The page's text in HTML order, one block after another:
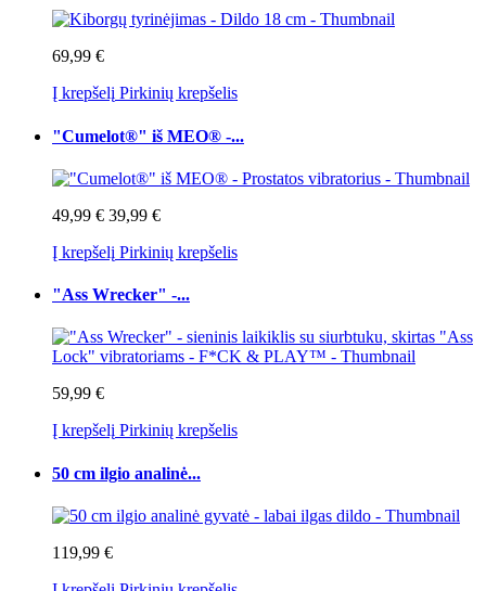
69,99 €
Į krepšelį Pirkinių krepšelis
"Cumelot®" iš MEO® -...
49,99 € 39,99 €
Į krepšelį Pirkinių krepšelis
"Ass Wrecker" -...
59,99 €
Į krepšelį Pirkinių krepšelis
50 cm ilgio analinė...
119,99 €